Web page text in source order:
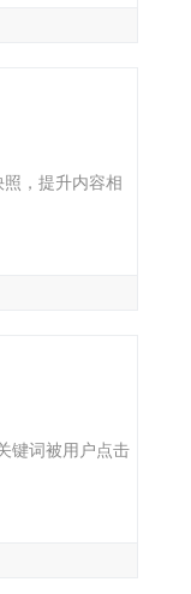
，提升内容相
键词被用户点击